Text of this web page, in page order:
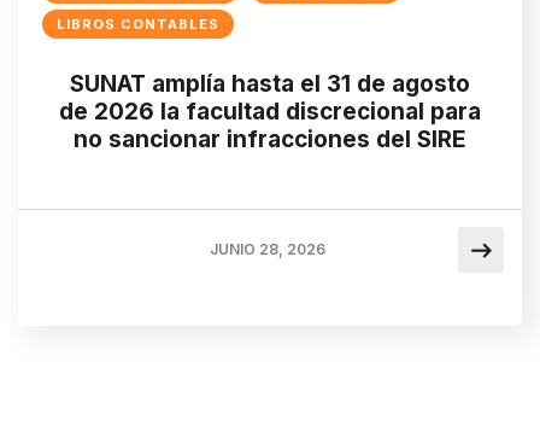
LIBROS CONTABLES
SUNAT amplía hasta el 31 de agosto
de 2026 la facultad discrecional para
no sancionar infracciones del SIRE
JUNIO 28, 2026